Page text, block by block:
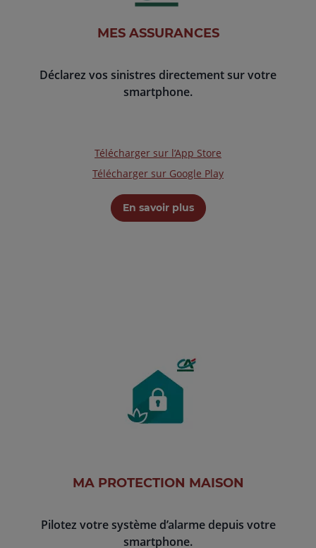
MES ASSURANCES
Déclarez vos sinistres directement sur votre
smartphone.
Télécharger sur l’App Store
Télécharger sur Google Play
En savoir plus
MA PROTECTION MAISON
Pilotez votre système d’alarme depuis votre
smartphone.